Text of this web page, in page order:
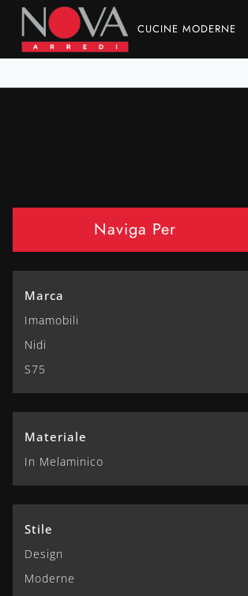
CUCINE MODERNE
Naviga Per
Marca
Imamobili
Nidi
S75
Materiale
In Melaminico
Stile
Design
Moderne